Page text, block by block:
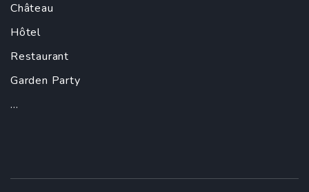
Château
Hôtel
Restaurant
Garden Party
...